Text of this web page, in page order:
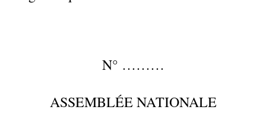
N° ………
ASSEMBLÉE NATIONALE